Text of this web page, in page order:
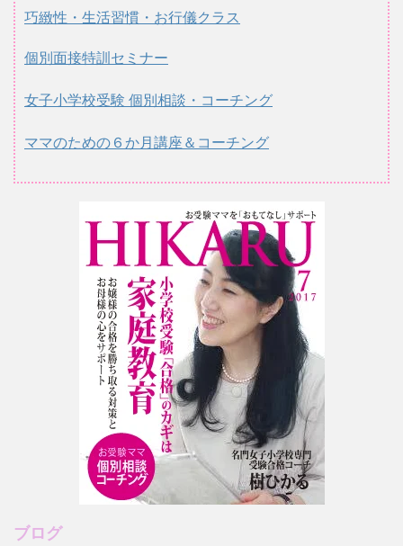
巧緻性・生活習慣・お行儀クラス
個別面接特訓セミナー
女子小学校受験 個別相談・コーチング
ママのための６か月講座＆コーチング
ブログ